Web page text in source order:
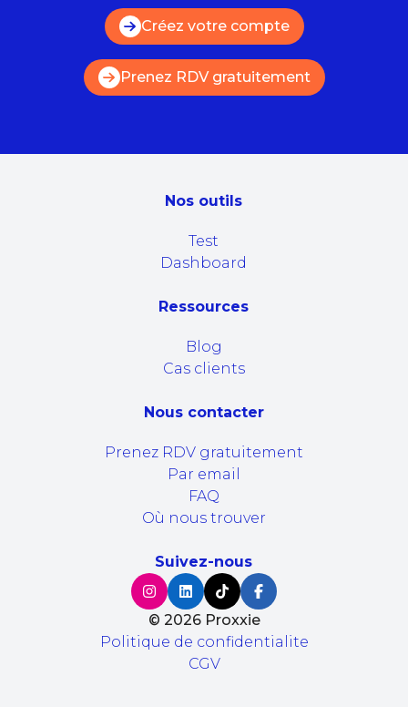
Créez votre compte
Prenez RDV gratuitement
Nos outils
Test
Dashboard
Ressources
Blog
Cas clients
Nous contacter
Prenez RDV gratuitement
Par email
FAQ
Où nous trouver
Suivez-nous
© 2026Proxxie
Politique de confidentialite
CGV